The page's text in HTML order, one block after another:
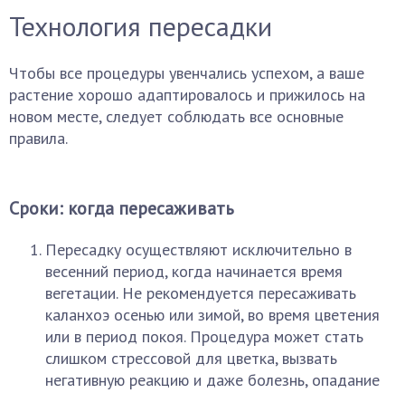
Технология пересадки
Чтобы все процедуры увенчались успехом, а ваше
растение хорошо адаптировалось и прижилось на
новом месте, следует соблюдать все основные
правила.
Сроки: когда пересаживать
Пересадку осуществляют исключительно в
весенний период, когда начинается время
вегетации. Не рекомендуется пересаживать
каланхоэ осенью или зимой, во время цветения
или в период покоя. Процедура может стать
слишком стрессовой для цветка, вызвать
негативную реакцию и даже болезнь, опадание